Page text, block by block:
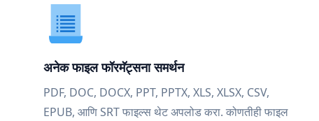
अनेक फाइल फॉरमॅट्सना समर्थन
PDF, DOC, DOCX, PPT, PPTX, XLS, XLSX, CSV,
EPUB, आणि SRT फाइल्स थेट अपलोड करा. कोणतीही फाइल